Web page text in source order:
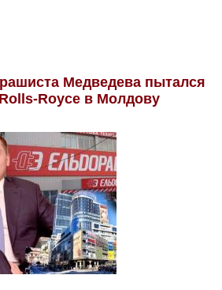
Медведева пытался
Royce в Молдову